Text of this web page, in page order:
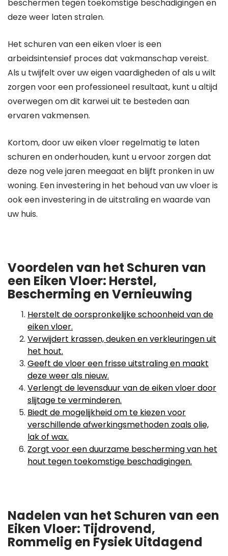
beschermen tegen toekomstige beschadigingen en
deze weer laten stralen.
Het schuren van een eiken vloer is een
arbeidsintensief proces dat vakmanschap vereist.
Als u twijfelt over uw eigen vaardigheden of als u wilt
zorgen voor een professioneel resultaat, kunt u altijd
overwegen om dit karwei uit te besteden aan
ervaren vakmensen.
Kortom, door uw eiken vloer regelmatig te laten
schuren en onderhouden, kunt u ervoor zorgen dat
deze nog vele jaren meegaat en blijft pronken in uw
woning. Een investering in het behoud van uw vloer is
ook een investering in de uitstraling en waarde van
uw huis.
Voordelen van het Schuren van
een Eiken Vloer: Herstel,
Bescherming en Vernieuwing
Herstelt de oorspronkelijke schoonheid van de
eiken vloer.
Verwijdert krassen, deuken en verkleuringen uit
het hout.
Geeft de vloer een frisse uitstraling en maakt
deze weer als nieuw.
Verlengt de levensduur van de eiken vloer door
slijtage te verminderen.
Biedt de mogelijkheid om te kiezen voor
verschillende afwerkingsmethoden zoals olie,
lak of wax.
Zorgt voor een duurzame bescherming van het
hout tegen toekomstige beschadigingen.
Nadelen van het Schuren van een
Eiken Vloer: Tijdrovend,
Rommelig en Fysiek Uitdagend